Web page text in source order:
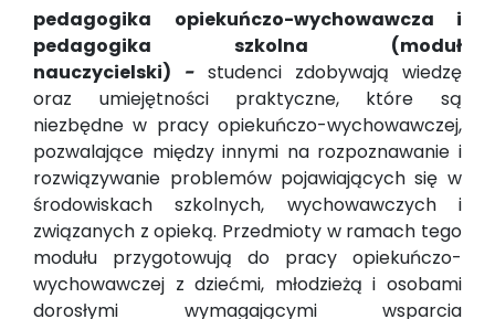
pedagogika opiekuńczo-wychowawcza i
pedagogika szkolna (moduł
nauczycielski) -studenci zdobywają wiedzę
oraz umiejętności praktyczne, które są
niezbędne w pracy opiekuńczo-wychowawczej,
pozwalające między innymi na rozpoznawanie i
rozwiązywanie problemów pojawiających się w
środowiskach szkolnych, wychowawczych i
związanych z opieką. Przedmioty w ramach tego
modułu przygotowują do pracy opiekuńczo-
wychowawczej z dziećmi, młodzieżą i osobami
dorosłymi wymagającymi wsparcia